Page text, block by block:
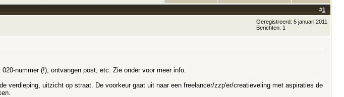
#1
Geregistreerd: 5 januari 2011
Berichten: 1
nummer (!), ontvangen post, etc. Zie onder voor meer info.
verdieping, uitzicht op straat. De voorkeur gaat uit naar een freelancer/zzp'er/creatieveling met aspiraties de